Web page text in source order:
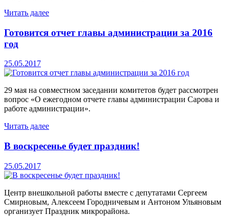
Читать далее
Готовится отчет главы администрации за 2016
год
25.05.2017
29 мая на совместном заседании комитетов будет рассмотрен
вопрос «О ежегодном отчете главы администрации Сарова и
работе администрации».
Читать далее
В воскресенье будет праздник!
25.05.2017
Центр внешкольной работы вместе с депутатами Сергеем
Смирновым, Алексеем Городничевым и Антоном Ульяновым
организует Праздник микрорайона.